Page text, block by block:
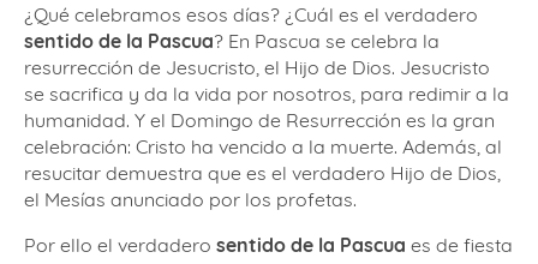
¿Qué celebramos esos días? ¿Cuál es el verdadero
sentido de la Pascua? En Pascua se celebra la
resurrección de Jesucristo, el Hijo de Dios. Jesucristo
se sacrifica y da la vida por nosotros, para redimir a la
humanidad. Y el Domingo de Resurrección es la gran
celebración: Cristo ha vencido a la muerte. Además, al
resucitar demuestra que es el verdadero Hijo de Dios,
el Mesías anunciado por los profetas.
Por ello el verdadero sentido de la Pascua es de fiesta